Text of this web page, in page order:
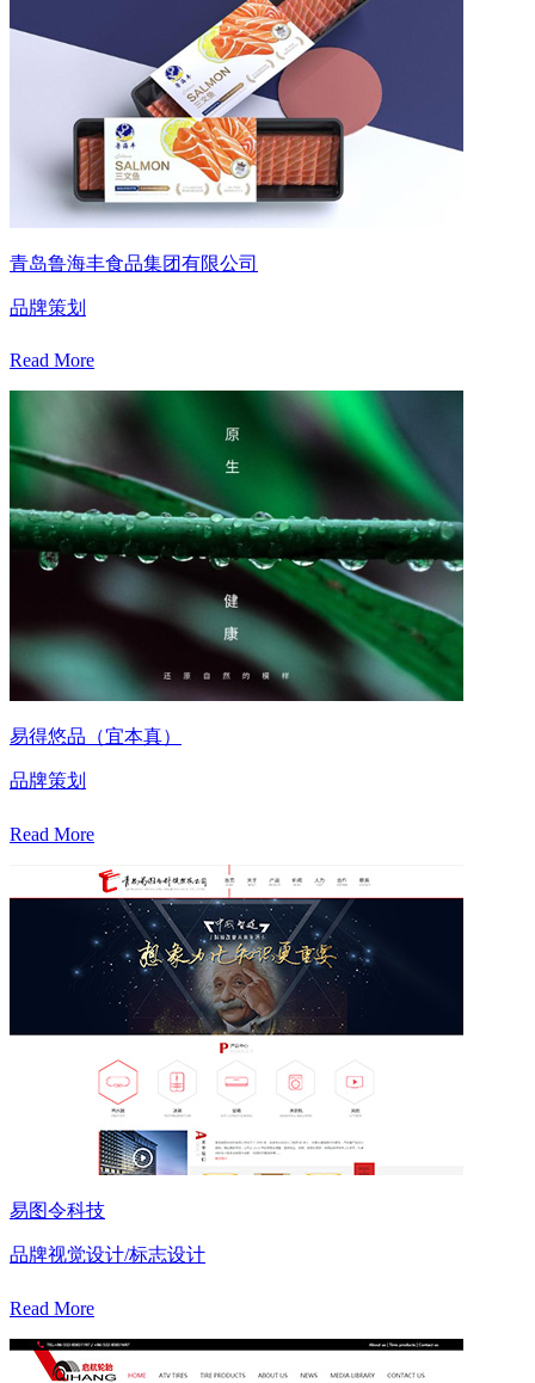
青岛鲁海丰食品集团有限公司
品牌策划
Read More
易得悠品（宜本真）
品牌策划
Read More
易图令科技
品牌视觉设计/标志设计
Read More